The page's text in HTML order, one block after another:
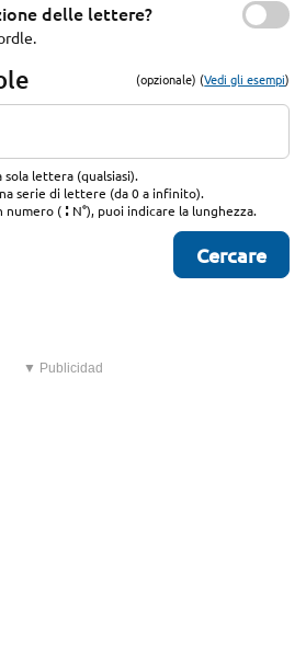
delle lettere?
(opzionale) (Vedi gli esempi)
sola lettera (qualsiasi).
serie di lettere (da 0 a infinito).
numero (: N°), puoi indicare la lunghezza.
▼ Publicidad